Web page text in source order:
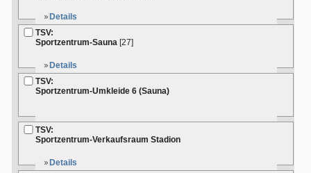
Details
TSV:
Sportzentrum-Sauna [27]
Details
TSV:
Sportzentrum-Umkleide 6 (Sauna)
TSV:
Sportzentrum-Verkaufsraum Stadion
Details